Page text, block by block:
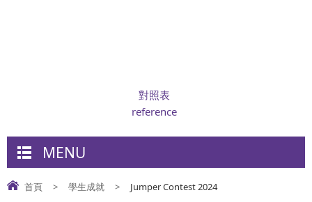
對照表
reference
MENU
首頁 > 學生成就 > Jumper Contest 2024